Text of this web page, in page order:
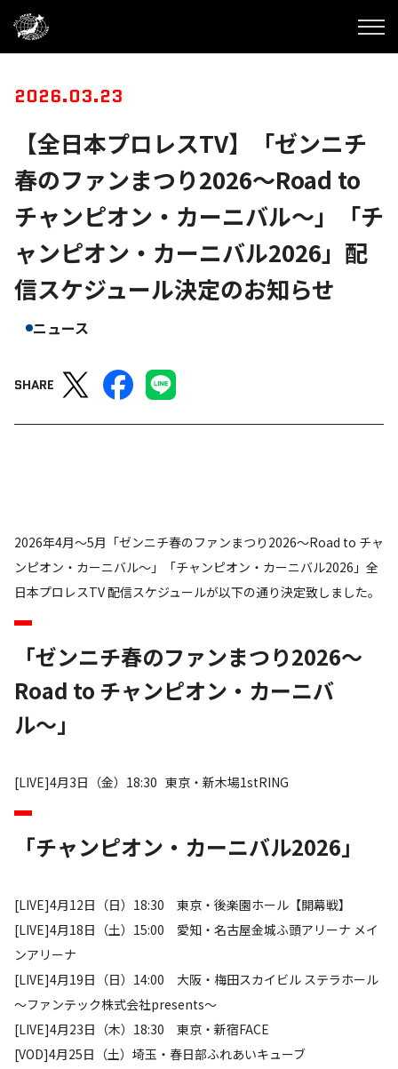
2026.03.23
【全日本プロレスTV】「ゼンニチ
春のファンまつり2026〜Road to
チャンピオン・カーニバル〜」「チ
ャンピオン・カーニバル2026」配
信スケジュール決定のお知らせ
ニュース
SHARE
2026年4月～5月「ゼンニチ春のファンまつり2026〜Road to チャ
ンピオン・カーニバル〜」「チャンピオン・カーニバル2026」全
日本プロレスTV 配信スケジュールが以下の通り決定致しました。
「ゼンニチ春のファンまつり2026〜
Road to チャンピオン・カーニバ
ル〜」
[LIVE]4月3日（金）18:30 東京・新木場1stRING
「チャンピオン・カーニバル2026」
[LIVE]4月12日（日）18:30 東京・後楽園ホール【開幕戦】
[LIVE]4月18日（土）15:00 愛知・名古屋金城ふ頭アリーナ メイ
ンアリーナ
[LIVE]4月19日（日）14:00 大阪・梅田スカイビル ステラホール
～ファンテック株式会社presents～
[LIVE]4月23日（木）18:30 東京・新宿FACE
[VOD]4月25日（土）埼玉・春日部ふれあいキューブ